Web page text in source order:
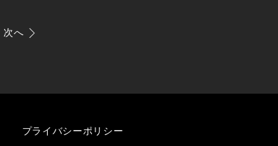
次へ
プライバシーポリシー